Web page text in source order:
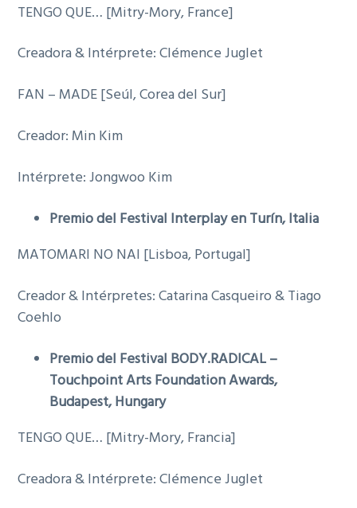
TENGO QUE… [Mitry-Mory, France]
Creadora & Intérprete: Clémence Juglet
FAN – MADE [Seúl, Corea del Sur]
Creador: Min Kim
Intérprete: Jongwoo Kim
Premio del Festival Interplay en Turín, Italia
MATOMARI NO NAI [Lisboa, Portugal]
Creador & Intérpretes: Catarina Casqueiro & Tiago
Coehlo
Premio del Festival BODY.RADICAL –
Touchpoint Arts Foundation Awards,
Budapest, Hungary
TENGO QUE… [Mitry-Mory, Francia]
Creadora & Intérprete: Clémence Juglet